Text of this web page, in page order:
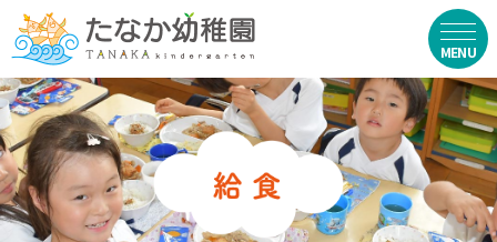
在園生向け
・資料ダウンロード